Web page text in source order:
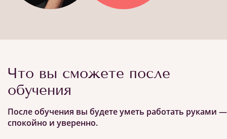
Что вы сможете после
обучения
После обучения вы будете уметь работать руками —
спокойно и уверенно.